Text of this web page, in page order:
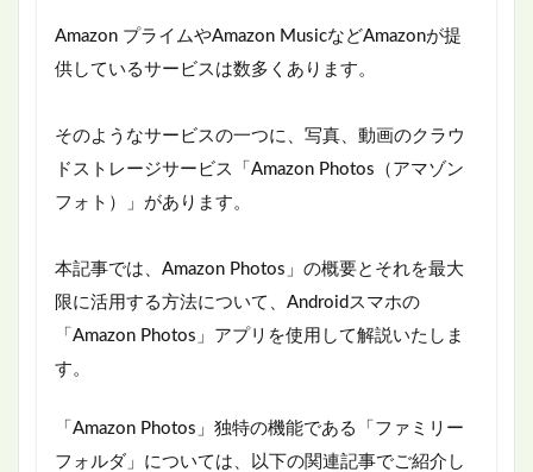
Amazon プライムやAmazon MusicなどAmazonが提
供しているサービスは数多くあります。
そのようなサービスの一つに、写真、動画のクラウ
ドストレージサービス「Amazon Photos（アマゾン
フォト）」があります。
本記事では、Amazon Photos」の概要とそれを最大
限に活用する方法について、Androidスマホの
「Amazon Photos」アプリを使用して解説いたしま
す。
「Amazon Photos」独特の機能である「ファミリー
フォルダ」については、以下の関連記事でご紹介し